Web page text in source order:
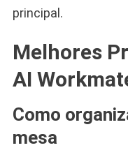
principal.
Melhores
AI
Como
mesa